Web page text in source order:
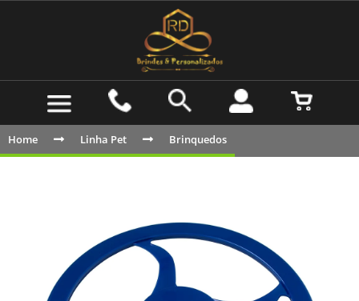
Home Linha Pet Brinquedos